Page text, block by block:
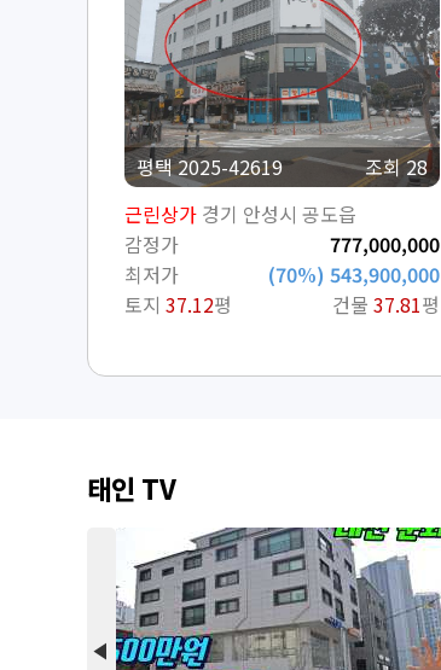
평택 2025-42619
조회 28
근린상가 경기 안성시 공도읍
감정가
777,000,000
최저가
(70%) 543,900,000
토지 37.12평 건물 37.81평
태인 TV
arrow_back_2